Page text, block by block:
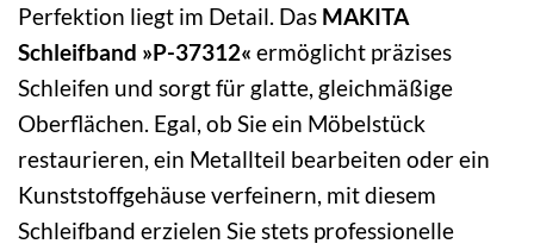
Perfektion liegt im Detail. Das MAKITA
Schleifband »P-37312« ermöglicht präzises
Schleifen und sorgt für glatte, gleichmäßige
Oberflächen. Egal, ob Sie ein Möbelstück
restaurieren, ein Metallteil bearbeiten oder ein
Kunststoffgehäuse verfeinern, mit diesem
Schleifband erzielen Sie stets professionelle